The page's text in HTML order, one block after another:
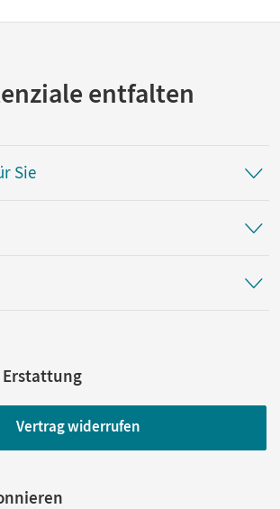
entfalten
Sie
Erstattung
Vertrag widerrufen